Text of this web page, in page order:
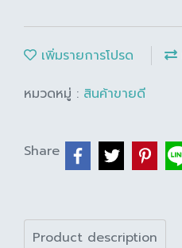
เพิ่มรายการโปรด
หมวดหมู่ : สินค้าขายดี
Share
Product description